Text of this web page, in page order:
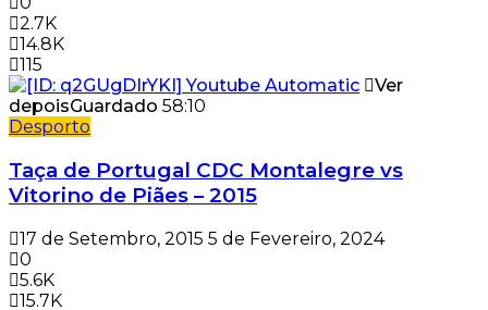
2.7K
14.8K
115
Ver
depoisGuardado 58:10
Desporto
Taça de Portugal CDC Montalegre vs
Vitorino de Piães – 2015
17 de Setembro, 2015 5 de Fevereiro, 2024
0
5.6K
15.7K